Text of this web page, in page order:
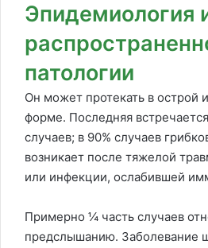
Эпидемиология
патологии
Он может протекать в острой
форме. Последняя
случаев; в 90% случаев
возникает после тяжелой
или инфекции, ослабившей
Примерно ¼ часть случаев
предслышанию. Заболевание